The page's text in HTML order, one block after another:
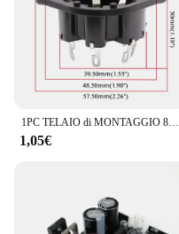
1,05€